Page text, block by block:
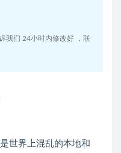
我们 24小时内修改好 ，联
世界上混乱的本地和